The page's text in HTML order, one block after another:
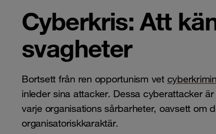
Cyberkris: Att
svagheter
Bortsett från ren opportunism vet
inleder sina attacker. Dessa cyberattacker
varje organisations sårbarheter, oavsett om
organisatoriskkaraktär.